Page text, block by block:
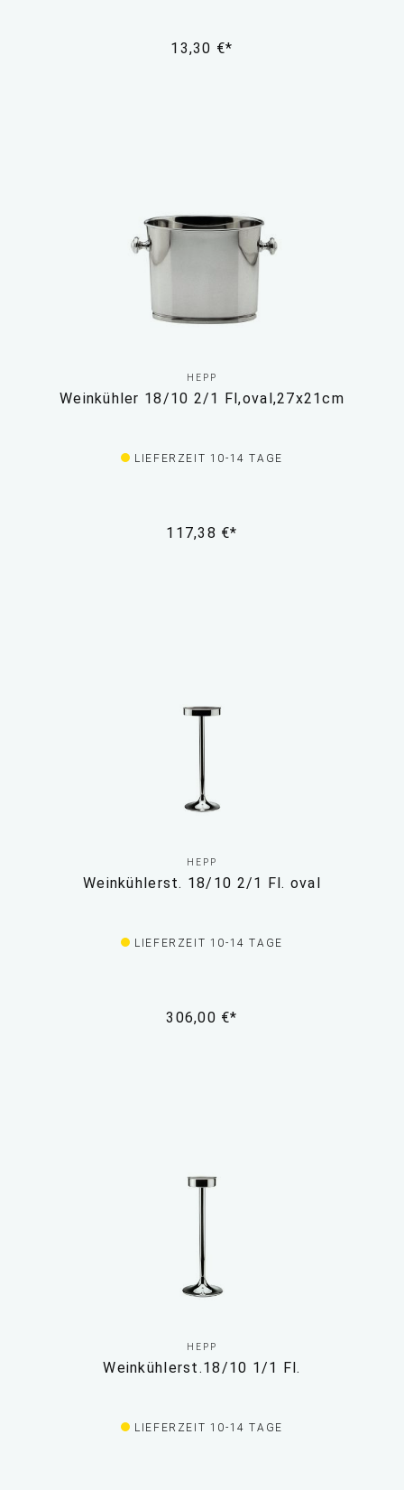
13,30 €*
HEPP
Weinkühler 18/10 2/1 Fl,oval,27x21cm
LIEFERZEIT 10-14 TAGE
117,38 €*
HEPP
Weinkühlerst. 18/10 2/1 Fl. oval
LIEFERZEIT 10-14 TAGE
306,00 €*
HEPP
Weinkühlerst.18/10 1/1 Fl.
LIEFERZEIT 10-14 TAGE